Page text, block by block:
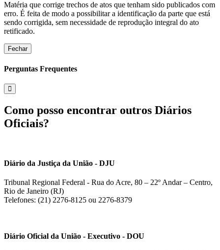
Matéria que corrige trechos de atos que tenham sido publicados com
erro. É feita de modo a possibilitar a identificação da parte que está
sendo corrigida, sem necessidade de reprodução integral do ato
retificado.
Fechar
Perguntas Frequentes
Como posso encontrar outros Diários
Oficiais?
Diário da Justiça da União - DJU
Tribunal Regional Federal - Rua do Acre, 80 – 22º Andar – Centro,
Rio de Janeiro (RJ)
Telefones: (21) 2276-8125 ou 2276-8379
Diário Oficial da União - Executivo - DOU